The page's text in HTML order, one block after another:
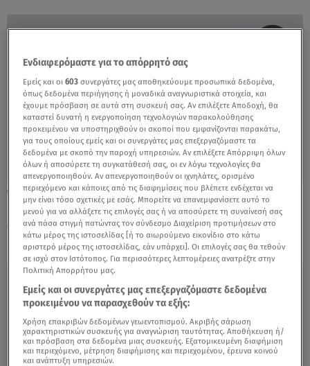
01.12.22, 16:42
Κακοκαιρία «Άριελ»: Μήνυμα από το 112
στους κατοίκους της Λήμνου
Ενδιαφερόμαστε για το απόρρητό σας
Εμείς και οι603 συνεργάτες μας αποθηκεύουμε προσωπικά δεδομένα,
όπως δεδομένα περιήγησης ή μοναδικά αναγνωριστικά στοιχεία, και
έχουμε πρόσβαση σε αυτά στη συσκευή σας. Αν επιλέξετε Αποδοχή, θα
καταστεί δυνατή η ενεργοποίηση τεχνολογιών παρακολούθησης
προκειμένου να υποστηριχθούν οι σκοποί που εμφανίζονται παρακάτω,
για τους οποίους εμείς και οι συνεργάτες μας επεξεργαζόμαστε τα
δεδομένα με σκοπό την παροχή υπηρεσιών. Αν επιλέξετε Απόρριψη όλων
όλων ή αποσύρετε τη συγκατάθεσή σας, οι εν λόγω τεχνολογίες θα
απενεργοποιηθούν. Αν απενεργοποιηθούν οι ιχνηλάτες, ορισμένο
περιεχόμενο και κάποιες από τις διαφημίσεις που βλέπετε ενδέχεται να
μην είναι τόσο σχετικές με εσάς. Μπορείτε να επανεμφανίσετε αυτό το
μενού για να αλλάξετε τις επιλογές σας ή να αποσύρετε τη συναίνεσή σας
ανά πάσα στιγμή πατώντας τον σύνδεσμο Διαχείριση προτιμήσεων στο
κάτω μέρος της ιστοσελίδας [ή το αιωρούμενο εικονίδιο στο κάτω
αριστερό μέρος της ιστοσελίδας, εάν υπάρχει]. Οι επιλογές σας θα τεθούν
σε ισχύ στον Ιστότοπος. Για περισσότερες λεπτομέρειες ανατρέξτε στην
Πολιτική Απορρήτου μας.
Εμείς και οι συνεργάτες μας επεξεργαζόμαστε δεδομένα
προκειμένου να παρασχεθούν τα εξής:
Χρήση επακριβών δεδομένων γεωεντοπισμού. Ακριβής σάρωση
χαρακτηριστικών συσκευής για αναγνώριση ταυτότητας. Αποθήκευση ή/
και πρόσβαση στα δεδομένα μιας συσκευής. Εξατομικευμένη διαφήμιση
και περιεχόμενο, μέτρηση διαφήμισης και περιεχομένου, έρευνα κοινού
και ανάπτυξη υπηρεσιών.